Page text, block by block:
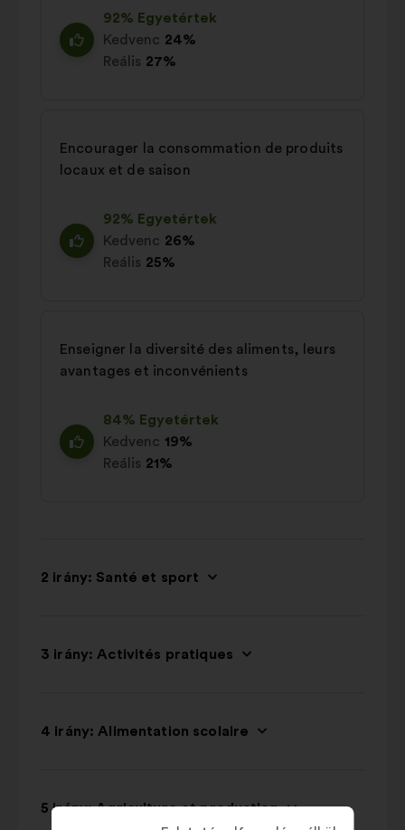
92% Egyetértek
Kedvenc 24%
Reális 27%
Encourager la consommation de produits
locaux et de saison
92% Egyetértek
Kedvenc 26%
Reális 25%
Enseigner la diversité des aliments, leurs
avantages et inconvénients
84% Egyetértek
Kedvenc 19%
Reális 21%
2 irány: Santé et sport
3 irány: Activités pratiques
4 irány: Alimentation scolaire
5 irány: Agriculture et production